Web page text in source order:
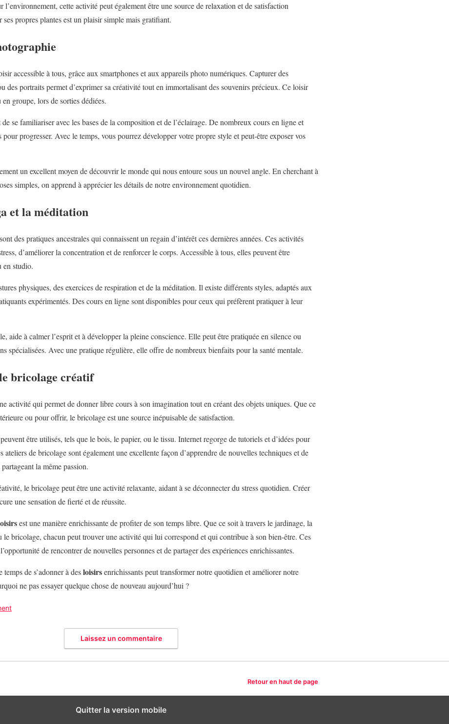
l’environnement, cette activité peut également être une source de relaxation et de satisfaction
propres plantes est un plaisir simple mais gratifiant.
accessible à tous, grâce aux smartphones et aux appareils photo numériques. Capturer des
des portraits permet d’exprimer sa créativité tout en immortalisant des souvenirs précieux. Ce loisir
groupe, lors de sorties dédiées.
se familiariser avec les bases de la composition et de l’éclairage. De nombreux cours en ligne et
progresser. Avec le temps, vous pourrez développer votre propre style et peut-être exposer vos
un excellent moyen de découvrir le monde qui nous entoure sous un nouvel angle. En cherchant à
simples, on apprend à apprécier les détails de notre environnement quotidien.
et la méditation
des pratiques ancestrales qui connaissent un regain d’intérêt ces dernières années. Ces activités
d’améliorer la concentration et de renforcer le corps. Accessible à tous, elles peuvent être
en studio.
physiques, des exercices de respiration et de la méditation. Il existe différents styles, adaptés aux
expérimentés. Des cours en ligne sont disponibles pour ceux qui préfèrent pratiquer à leur
aide à calmer l’esprit et à développer la pleine conscience. Elle peut être pratiquée en silence ou
spécialisées. Avec une pratique régulière, elle offre de nombreux bienfaits pour la santé mentale.
bricolage créatif
activité qui permet de donner libre cours à son imagination tout en créant des objets uniques. Que ce
ou pour offrir, le bricolage est une source inépuisable de satisfaction.
être utilisés, tels que le bois, le papier, ou le tissu. Internet regorge de tutoriels et d’idées pour
ateliers de bricolage sont également une excellente façon d’apprendre de nouvelles techniques et de
la même passion.
le bricolage peut être une activité relaxante, aidant à se déconnecter du stress quotidien. Créer
une sensation de fierté et de réussite.
est une manière enrichissante de profiter de son temps libre. Que ce soit à travers le jardinage, la
le bricolage, chacun peut trouver une activité qui lui correspond et qui contribue à son bien-être. Ces
de rencontrer de nouvelles personnes et de partager des expériences enrichissantes.
de s’adonner à desloisirsenrichissants peut transformer notre quotidien et améliorer notre
ne pas essayer quelque chose de nouveau aujourd’hui ?
Laissez un commentaire
Retour en haut de page
Quitter la version mobile